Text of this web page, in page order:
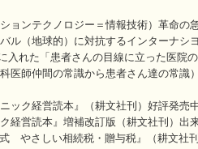
ションテクノロジー＝情報技術）革命
ル（地球的）に対抗するインターナ
入れた「患者さんの目線に立った医院
医師仲間の常識から患者さん達の常
ック経営読本』（耕文社刊）好評発売
経営読本』増補改訂版（耕文社刊）出
やさしい相続税・贈与税』（耕文社